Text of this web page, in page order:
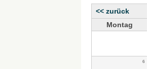
<< zurück
Montag
6